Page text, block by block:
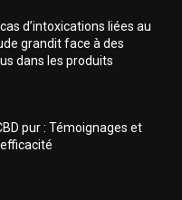
d’intoxications liées au
grandit face à des
dans les produits
pur : Témoignages et